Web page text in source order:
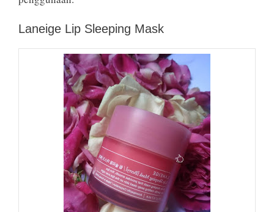
Laneige Lip Sleeping Mask